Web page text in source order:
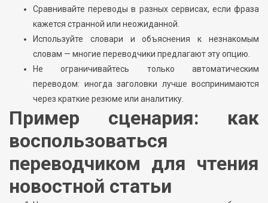
Сравнивайте переводы в разных сервисах, если фраза
кажется странной или неожиданной.
Используйте словари и объяснения к незнакомым
словам — многие переводчики предлагают эту опцию.
Не ограничивайтесь только автоматическим
переводом: иногда заголовки лучше воспринимаются
через краткие резюме или аналитику.
Пример сценария: как
воспользоваться
переводчиком для чтения
новостной статьи